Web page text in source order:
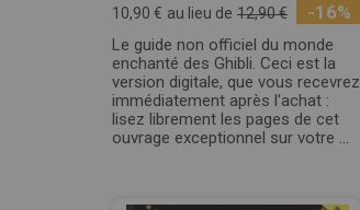
10,90 € au lieu de 12,90 € -16%
Le guide non officiel du monde
enchanté des Ghibli. Ceci est la
version digitale, que vous recevrez
immédiatement après l'achat :
lisez librement les pages de cet
ouvrage exceptionnel sur votre ...